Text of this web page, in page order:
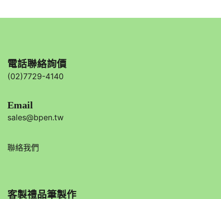
電話聯絡詢價
(02)7729-4140
Email
sales@bpen.tw
聯絡我們
客製禮品筆製作